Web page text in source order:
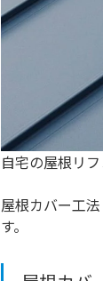
自宅の屋根リ
屋根カバー工
す。